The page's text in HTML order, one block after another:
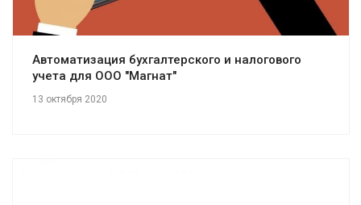
Автоматизация бухгалтерского и налогового
учета для ООО "Магнат"
13 октября 2020